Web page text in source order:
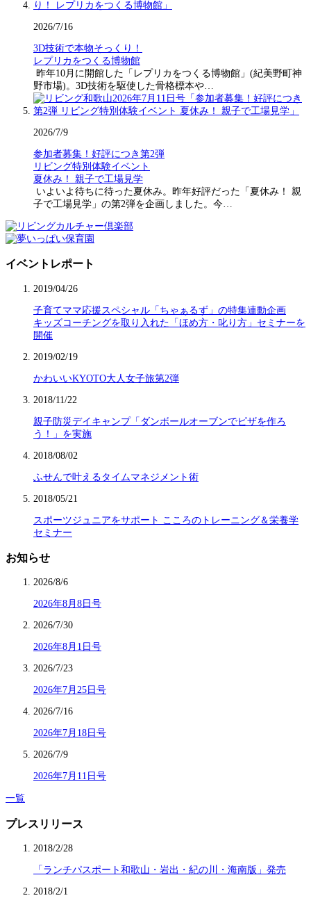
2026/7/16
3D技術で本物そっくり！
レプリカをつくる博物館
昨年10月に開館した「レプリカをつくる博物館」(紀美野町神
野市場)。3D技術を駆使した骨格標本や…
2026/7/9
参加者募集！好評につき第2弾
リビング特別体験イベント
夏休み！ 親子で工場見学
いよいよ待ちに待った夏休み。昨年好評だった「夏休み！ 親
子で工場見学」の第2弾を企画しました。今…
イベントレポート
2019/04/26
子育てママ応援スペシャル「ちゃぁるず」の特集連動企画
キッズコーチングを取り入れた「ほめ方・叱り方」セミナーを
開催
2019/02/19
かわいいKYOTO大人女子旅第2弾
2018/11/22
親子防災デイキャンプ「ダンボールオーブンでピザを作ろ
う！」を実施
2018/08/02
ふせんで叶えるタイムマネジメント術
2018/05/21
スポーツジュニアをサポート こころのトレーニング＆栄養学
セミナー
お知らせ
2026/8/6
2026年8月8日号
2026/7/30
2026年8月1日号
2026/7/23
2026年7月25日号
2026/7/16
2026年7月18日号
2026/7/9
2026年7月11日号
一覧
プレスリリース
2018/2/28
「ランチパスポート和歌山・岩出・紀の川・海南版」発売
2018/2/1